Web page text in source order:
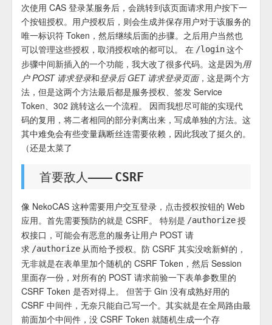
次使用 CAS 登录某服务后，会跳转到该页面请求用户按下一
个按钮授权。用户授权后，则会生成并保存用户对于该服务的
唯一标识符 Token，然后继续后面的步骤。之后用户当然也
可以管理这些授权，取消授权啥的都可以。 在 /login 这个
步骤中间新插入的一个功能，我大改了很多代码。这是因为用
户 POST 请求登录和登录后 GET 请求登录页面，这是两个方
法，但是这两个方法最后都是服务授权、签发 Service
Token、302 跳转这么一个流程。 因而我想尽可能的实现代
码的复用，将二者相同的部分剥离出来，写成单独的方法。这
其中难免会有些变量藕断丝连需要依赖，因此我改了挺久的。
（还是太菜了
首要敌人—— CSRF
像 NekoCAS 这种需要用户交互登录，点击授权按钮的 Web
应用。首先需要预防的就是 CSRF。 特别是 /authorize 授
权接口，可能会有恶意的服务让用户 POST 请
求 /authorize 从而给予授权。防 CSRF 其实没啥新鲜的，
无非就是在表单里加个随机的 CSRF Token，然后 Session
里面存一份，对所有的 POST 请求前验一下表单参数里的
CSRF Token 是否对得上。 但苦于 Gin 没有成熟好用的
CSRF 中间件，无奈只能自己写一个。其实就是在全局路由最
前面加个中间件，没 CSRF Token 就随机生成一个存